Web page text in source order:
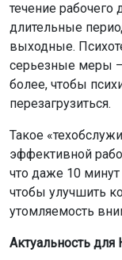
течение рабочего
длительные
выходные.
серьезные меры —
более, чтобы
перезагрузиться.
Такое
эффективной
что даже 10
чтобы улучшить
утомляемость
Актуальность для